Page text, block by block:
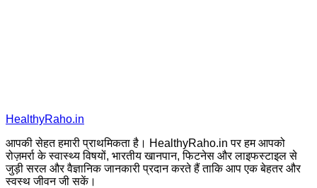
HealthyRaho.in
आपकी सेहत हमारी प्राथमिकता है। HealthyRaho.in पर हम आपको
रोज़मर्रा के स्वास्थ्य विषयों, भारतीय खानपान, फिटनेस और लाइफस्टाइल से
जुड़ी सरल और वैज्ञानिक जानकारी प्रदान करते हैं ताकि आप एक बेहतर और
स्वस्थ जीवन जी सकें।